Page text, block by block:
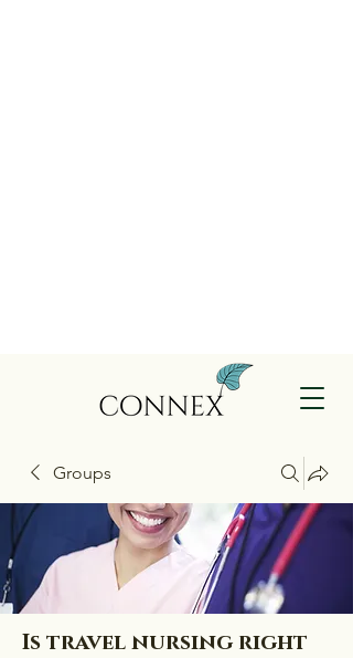
Groups
Is travel nursing right